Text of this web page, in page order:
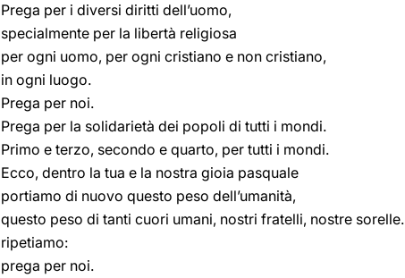
Prega per i diversi diritti dell’uomo,
specialmente per la libertà religiosa
per ogni uomo, per ogni cristiano e non cristiano,
in ogni luogo.
Prega per noi.
Prega per la solidarietà dei popoli di tutti i mondi.
Primo e terzo, secondo e quarto, per tutti i mondi.
Ecco, dentro la tua e la nostra gioia pasquale
portiamo di nuovo questo peso dell’umanità,
questo peso di tanti cuori umani, nostri fratelli, nostre sorelle.
ripetiamo:
prega per noi.